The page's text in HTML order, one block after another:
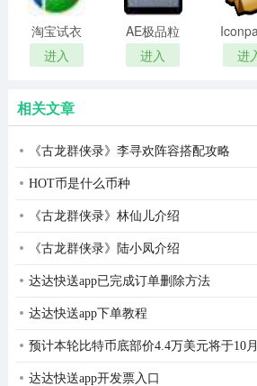
从命令进行多文件批量操作
不同于大多数的 pdf 密码修改，您的
pdf 文件可能不兼容。
pdf password remover安装步骤
1、首先在本站下载pdf password
2、鼠标右键点击压缩包，选择解压
码清除器)
淘宝试衣
服软件
进入
AE极品粒
子插件
(Trapcode
进入
中文
进
相关文章
《古龙群侠录》李寻欢阵容搭配攻略
HOT币是什么币种
《古龙群侠录》林仙儿介绍
《古龙群侠录》陆小凤介绍
达达快送app已完成订单删除方法
达达快送app下单教程
预计本轮比特币底部价4.4万美元将于10
达达快送app开发票入口